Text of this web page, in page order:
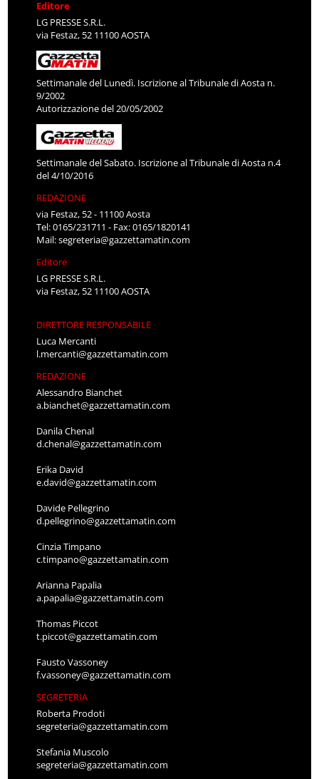
Editore
LG PRESSE S.R.L.
via Festaz, 52 11100 AOSTA
Settimanale del Lunedì. Iscrizione al Tribunale di Aosta n.
9/2002
Autorizzazione del 20/05/2002
Settimanale del Sabato. Iscrizione al Tribunale di Aosta n.4
del 4/10/2016
REDAZIONE
via Festaz, 52 - 11100 Aosta
Tel: 0165/231711 - Fax: 0165/1820141
Mail:segreteria@gazzettamatin.com
Editore
LG PRESSE S.R.L.
via Festaz, 52 11100 AOSTA
DIRETTORE RESPONSABILE
Luca Mercanti
l.mercanti@gazzettamatin.com
REDAZIONE
Alessandro Bianchet
a.bianchet@gazzettamatin.com
Danila Chenal
d.chenal@gazzettamatin.com
Erika David
e.david@gazzettamatin.com
Davide Pellegrino
d.pellegrino@gazzettamatin.com
Cinzia Timpano
c.timpano@gazzettamatin.com
Arianna Papalia
a.papalia@gazzettamatin.com
Thomas Piccot
t.piccot@gazzettamatin.com
Fausto Vassoney
f.vassoney@gazzettamatin.com
SEGRETERIA
Roberta Prodoti
segreteria@gazzettamatin.com
Stefania Muscolo
segreteria@gazzettamatin.com